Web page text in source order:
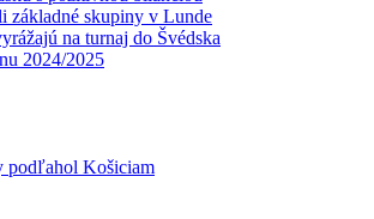
základné skupiny v Lunde
na turnaj do Švédska
2024/2025
podľahol Košiciam